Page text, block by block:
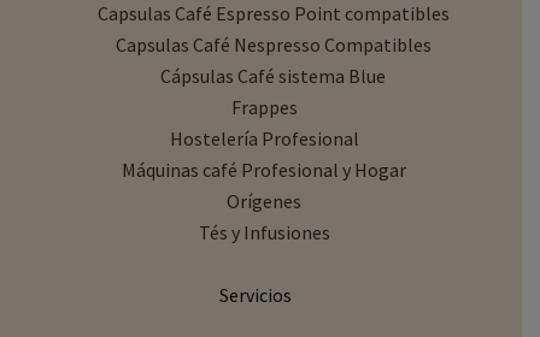
Capsulas Café Espresso Point compatibles
Capsulas Café Nespresso Compatibles
Cápsulas Café sistema Blue
Frappes
Hostelería Profesional
Máquinas café Profesional y Hogar
Orígenes
Tés y Infusiones
Servicios